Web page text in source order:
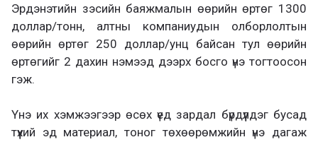
Эрдэнэтийн зэсийн баяжмалын өөрийн өртөг 1300
доллар/тонн, алтны компаниудын олборлолтын
өөрийн өртөг 250 доллар/унц байсан тул өөрийн
өртөгийг 2 дахин нэмээд дээрх босго үнэ тогтоосон
гэж.
Үнэ их хэмжээгээр өсөх үед зардал бүрдүүлдэг бусад
түүхий эд материал, тоног төхөөрөмжийн үнэ дагаж